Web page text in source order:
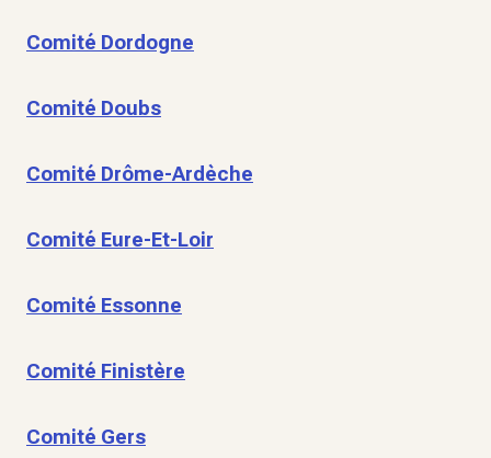
Comité Dordogne
Comité Doubs
Comité Drôme-Ardèche
Comité Eure-Et-Loir
Comité Essonne
Comité Finistère
Comité Gers